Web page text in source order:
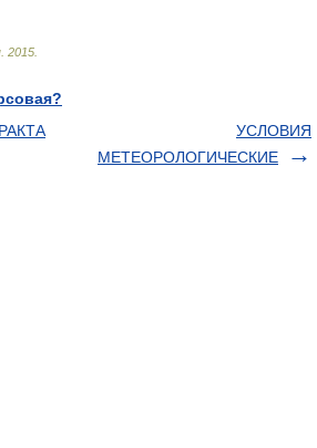
2015
УСЛОВИЯ
МЕТЕОРОЛОГИЧЕСКИЕ